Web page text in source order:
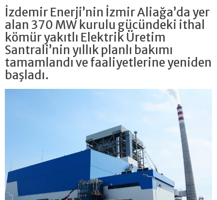
İzdemir Enerji’nin İzmir Aliağa’da yer
alan 370 MW kurulu gücündeki ithal
kömür yakıtlı Elektrik Üretim
Santrali’nin yıllık planlı bakımı
tamamlandı ve faaliyetlerine yeniden
başladı.